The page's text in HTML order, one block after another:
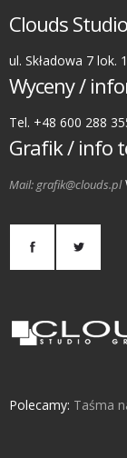
Clouds
ul. Składowa 7 lok.
Wyceny /
Tel. +48 600 288
Grafik / info
Mail: grafik@clouds.pl
Polecamy: Taśma